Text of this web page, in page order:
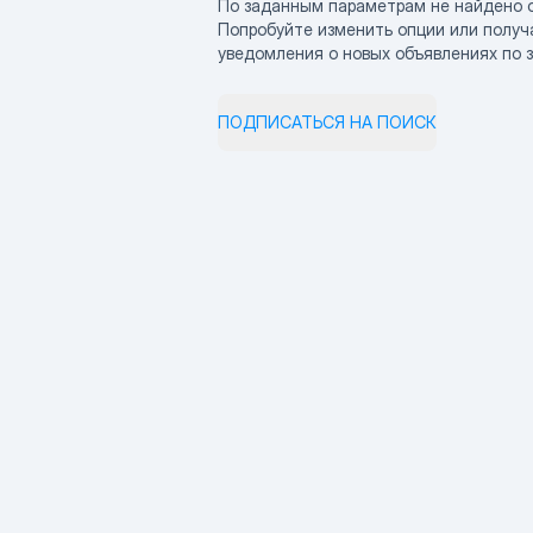
По заданным параметрам не найдено
Попробуйте изменить опции или
уведомления о новых объявлениях по
ПОДПИСАТЬСЯ НА ПОИСК